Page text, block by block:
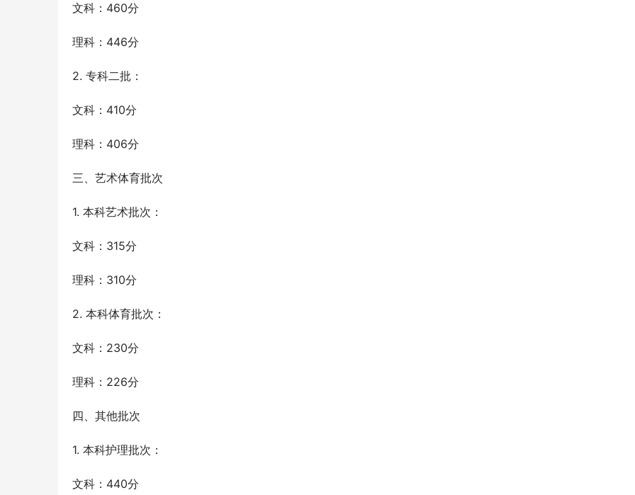
文科：460分
理科：446分
2. 专科二批：
文科：410分
理科：406分
三、艺术体育批次
1. 本科艺术批次：
文科：315分
理科：310分
2. 本科体育批次：
文科：230分
理科：226分
四、其他批次
1. 本科护理批次：
文科：440分